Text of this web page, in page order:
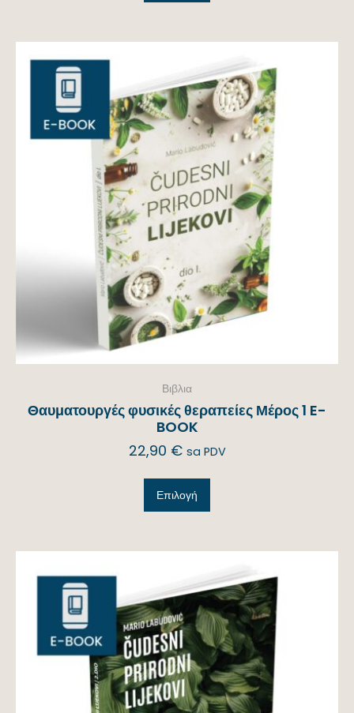
Βιβλια
Θαυματουργές φυσικές θεραπείες Μέρος 1 E-
BOOK
22,90 € sa PDV
Επιλογή